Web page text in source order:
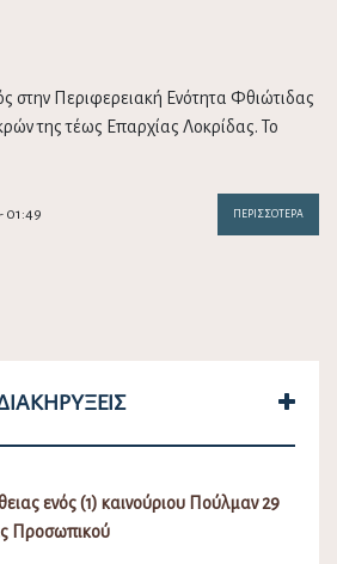
στην Περιφερειακή Ενότητα Φθιώτιδας
της τέως Επαρχίας Λοκρίδας. Το
01:49 ΠΕΡΙΣΣΌΤΕΡΑ
ενός (1) καινούριου Πούλμαν 29
Προσωπικού